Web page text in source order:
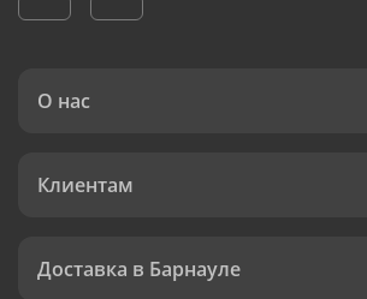
О нас
Клиентам
Доставка в Барнауле